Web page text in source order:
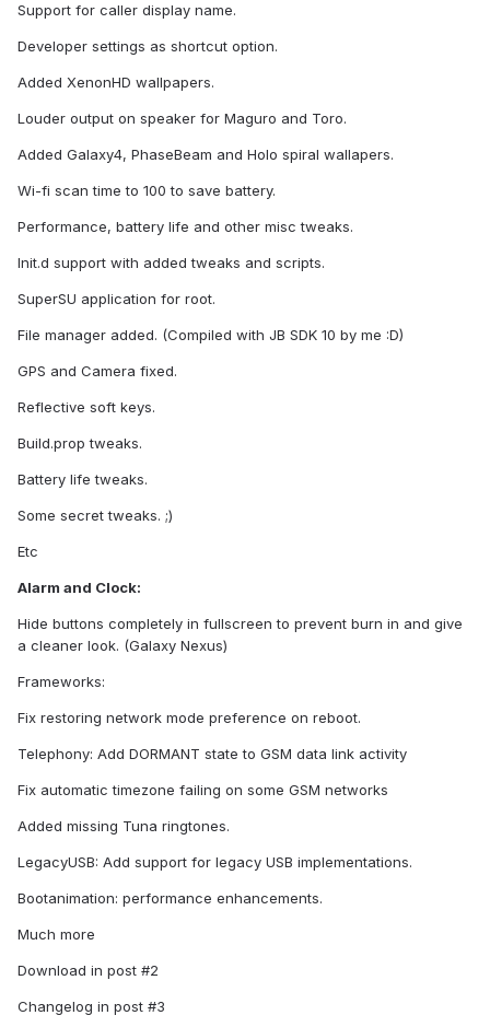
Support for caller display name.
Developer settings as shortcut option.
Added XenonHD wallpapers.
Louder output on speaker for Maguro and Toro.
Added Galaxy4, PhaseBeam and Holo spiral wallapers.
Wi-fi scan time to 100 to save battery.
Performance, battery life and other misc tweaks.
Init.d support with added tweaks and scripts.
SuperSU application for root.
File manager added. (Compiled with JB SDK 10 by me :D)
GPS and Camera fixed.
Reflective soft keys.
Build.prop tweaks.
Battery life tweaks.
Some secret tweaks. ;)
Etc
Alarm and Clock:
Hide buttons completely in fullscreen to prevent burn in and give
a cleaner look. (Galaxy Nexus)
Frameworks:
Fix restoring network mode preference on reboot.
Telephony: Add DORMANT state to GSM data link activity
Fix automatic timezone failing on some GSM networks
Added missing Tuna ringtones.
LegacyUSB: Add support for legacy USB implementations.
Bootanimation: performance enhancements.
Much more
Download in post #2
Changelog in post #3